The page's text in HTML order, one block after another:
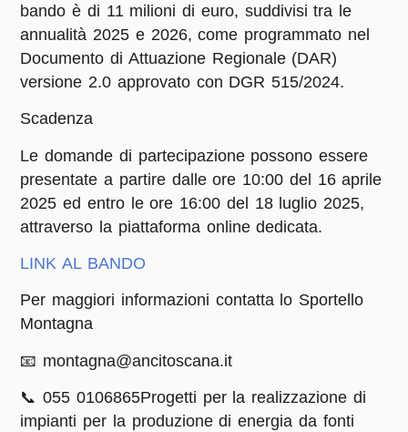
bando è di 11 milioni di euro, suddivisi tra le
annualità 2025 e 2026, come programmato nel
Documento di Attuazione Regionale (DAR)
versione 2.0 approvato con DGR 515/2024. ​
Scadenza
Le domande di partecipazione possono essere
presentate a partire dalle ore 10:00 del 16 aprile
2025 ed entro le ore 16:00 del 18 luglio 2025,
attraverso la piattaforma online dedicata. ​
LINK AL BANDO
Per maggiori informazioni contatta lo Sportello
Montagna
📧 montagna@ancitoscana.it
📞 055 0106865Progetti per la realizzazione di
impianti per la produzione di energia da fonti